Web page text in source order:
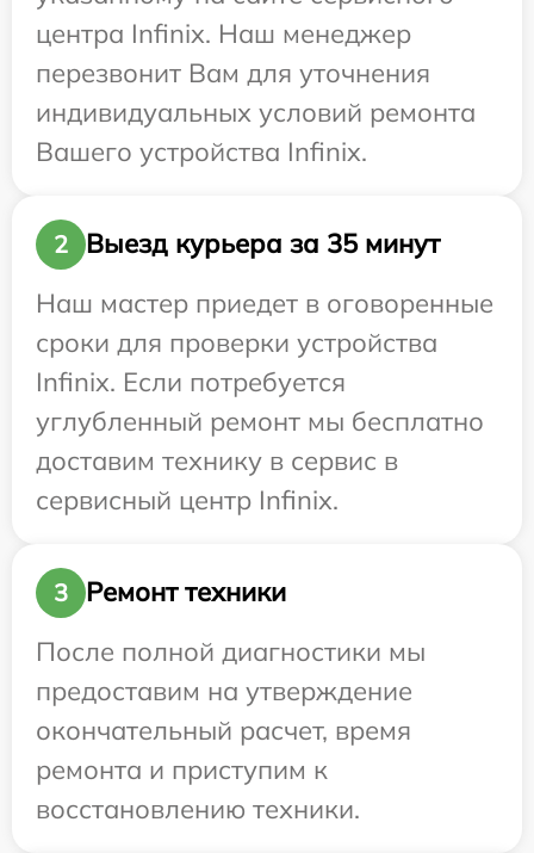
центра Infinix. Наш менеджер
перезвонит Вам для уточнения
индивидуальных условий ремонта
Вашего устройства Infinix.
2
Выезд курьера за 35 минут
Наш мастер приедет в оговоренные
сроки для проверки устройства
Infinix. Если потребуется
углубленный ремонт мы бесплатно
доставим технику в сервис в
сервисный центр Infinix.
3
Ремонт техники
После полной диагностики мы
предоставим на утверждение
окончательный расчет, время
ремонта и приступим к
восстановлению техники.